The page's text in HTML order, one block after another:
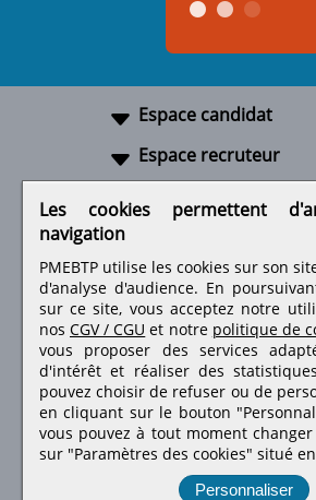
Espace candidat
Espace recruteur
Retrouvez-nous sur les
Les cookies permettent
navigation
PMEBTP utilise les cookies sur son
d'analyse d'audience. En
sur ce site, vous acceptez notre
nos CGV / CGU et notre politique de
vous proposer des services
d'intérêt et réaliser des
pouvez choisir de refuser ou de
en cliquant sur le bouton
vous pouvez à tout moment
sur "Paramètres des cookies" situé
Personnaliser